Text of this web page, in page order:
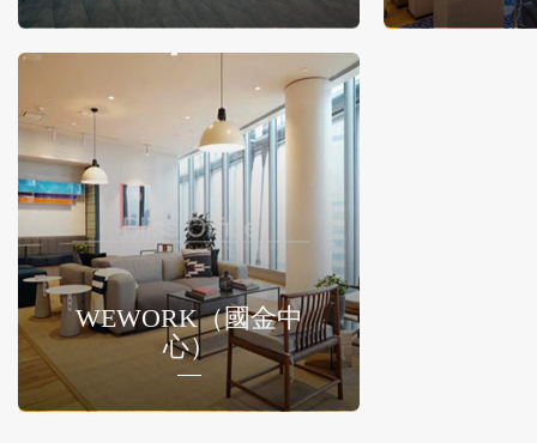
WEWORK（國金中
心）